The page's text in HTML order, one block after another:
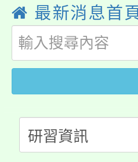
車」活動
桃園市115
生本土語及
公告本校
代理(課)教
公告本校
代理(課)教
轉知中國文
《TA101》
程，歡迎學
轉知苗栗縣
縣市「校園
桃園市115
最新消息首